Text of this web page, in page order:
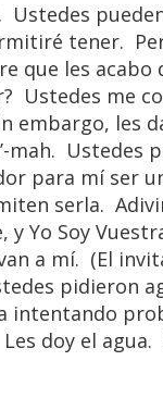
tener.
les acabo
Ustedes me
les
mah.
para mí ser
serla.
Yo Soy
a mí. (El
pidieron
intentando
doy el